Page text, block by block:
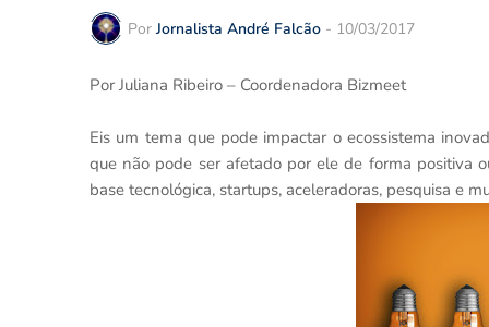
Por Jornalista André Falcão - 10/03/2017
Por Juliana Ribeiro – Coordenadora Bizmeet
Eis um tema que pode impactar o ecossistema
que não pode ser afetado por ele de forma positiva
base tecnológica, startups, aceleradoras, pesquisa e